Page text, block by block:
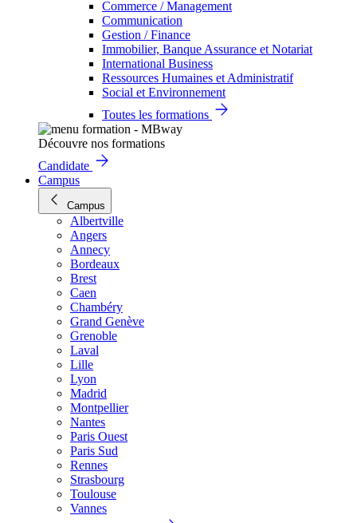
Commerce / Management
Communication
Gestion / Finance
Immobilier, Banque Assurance et Notariat
International Business
Ressources Humaines et Administratif
Social et Environnement
Toutes les formations
Découvre nos formations
Candidate
Campus
Campus
Albertville
Angers
Annecy
Bordeaux
Brest
Caen
Chambéry
Grand Genève
Grenoble
Laval
Lille
Lyon
Madrid
Montpellier
Nantes
Paris Ouest
Paris Sud
Rennes
Strasbourg
Toulouse
Vannes